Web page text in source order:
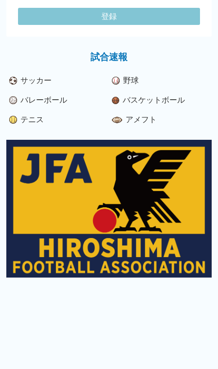
登録
試合速報
サッカー 野球
バレーボール バスケットボール
テニス アメフト